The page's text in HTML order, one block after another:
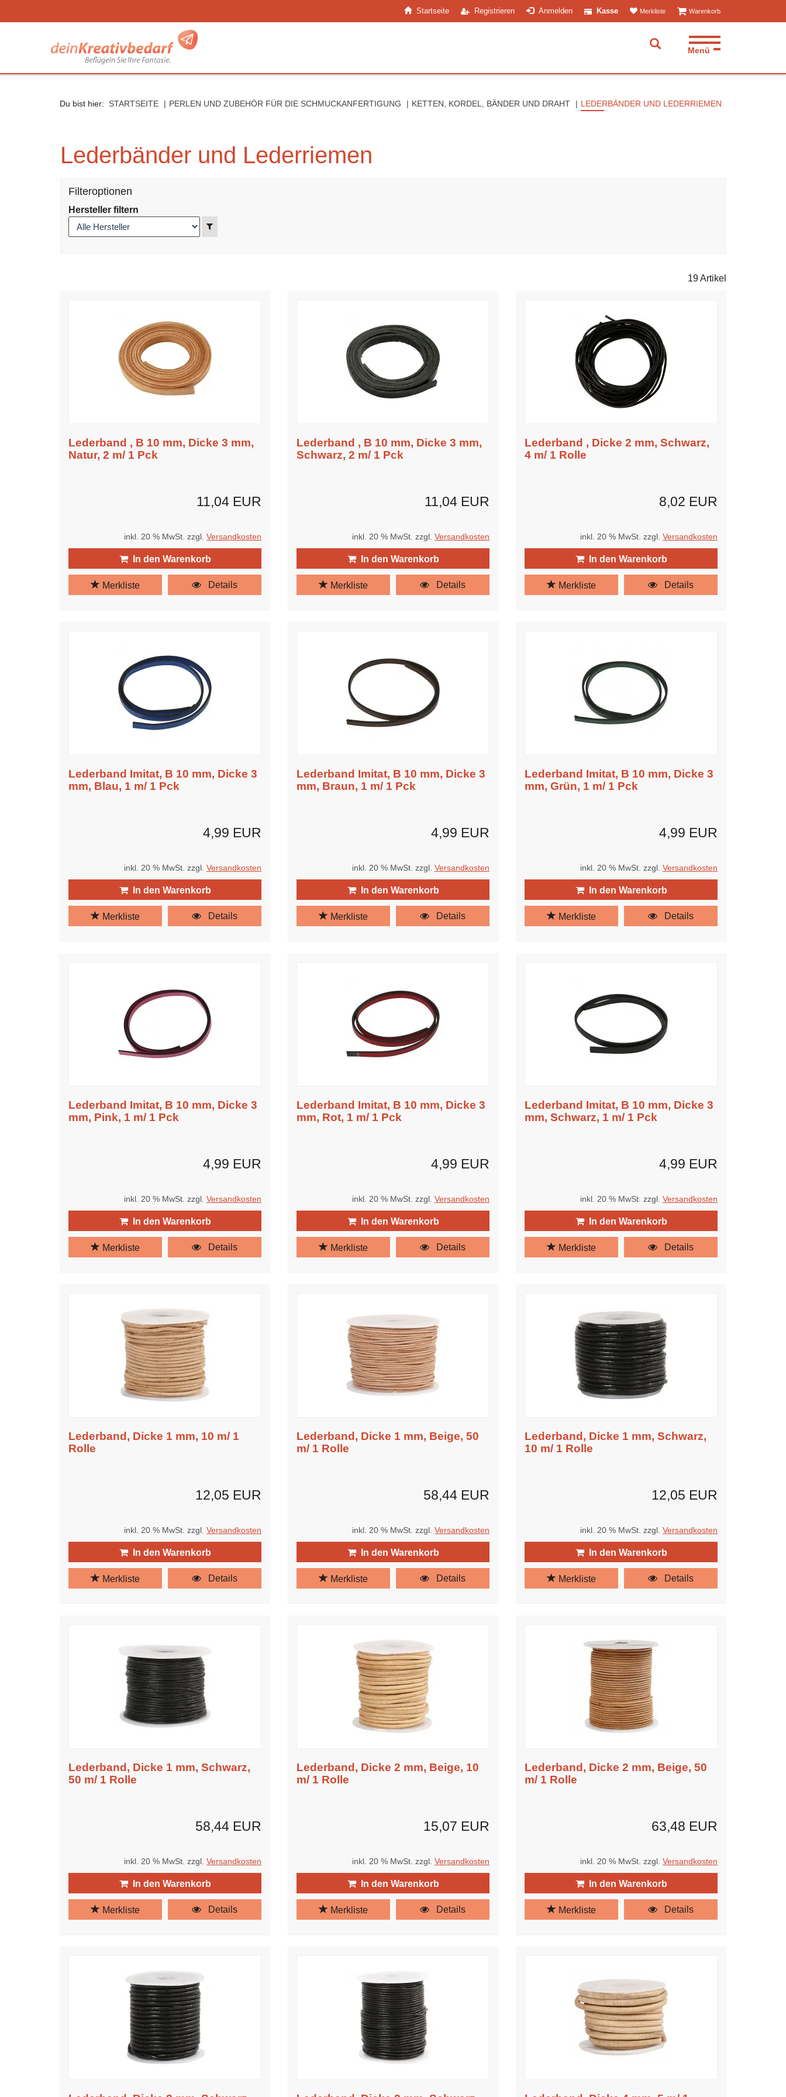
Startseite Registrieren Anmelden Kasse Merklisteist leer Warenkorbist leer
Menü
Suche aufklappen
Du bist hier: STARTSEITE PERLEN UND ZUBEHÖR FÜR DIE SCHMUCKANFERTIGUNG KETTEN, KORDEL, BÄNDER UND DRAHT LEDERBÄNDER UND LEDERRIEMEN
Lederbänder und Lederriemen
Filteroptionen
Hersteller filtern
Anzeigen
19 Artikel
Lederband , B 10 mm, Dicke 3 mm,
Natur, 2 m/ 1 Pck
11,04 EUR
inkl. 20 % MwSt. zzgl. Versandkosten
In den Warenkorb
Merkliste Details
Lederband , B 10 mm, Dicke 3 mm,
Schwarz, 2 m/ 1 Pck
11,04 EUR
inkl. 20 % MwSt. zzgl. Versandkosten
In den Warenkorb
Merkliste Details
Lederband , Dicke 2 mm, Schwarz,
4 m/ 1 Rolle
8,02 EUR
inkl. 20 % MwSt. zzgl. Versandkosten
In den Warenkorb
Merkliste Details
Lederband Imitat, B 10 mm, Dicke 3
mm, Blau, 1 m/ 1 Pck
4,99 EUR
inkl. 20 % MwSt. zzgl. Versandkosten
In den Warenkorb
Merkliste Details
Lederband Imitat, B 10 mm, Dicke 3
mm, Braun, 1 m/ 1 Pck
4,99 EUR
inkl. 20 % MwSt. zzgl. Versandkosten
In den Warenkorb
Merkliste Details
Lederband Imitat, B 10 mm, Dicke 3
mm, Grün, 1 m/ 1 Pck
4,99 EUR
inkl. 20 % MwSt. zzgl. Versandkosten
In den Warenkorb
Merkliste Details
Lederband Imitat, B 10 mm, Dicke 3
mm, Pink, 1 m/ 1 Pck
4,99 EUR
inkl. 20 % MwSt. zzgl. Versandkosten
In den Warenkorb
Merkliste Details
Lederband Imitat, B 10 mm, Dicke 3
mm, Rot, 1 m/ 1 Pck
4,99 EUR
inkl. 20 % MwSt. zzgl. Versandkosten
In den Warenkorb
Merkliste Details
Lederband Imitat, B 10 mm, Dicke 3
mm, Schwarz, 1 m/ 1 Pck
4,99 EUR
inkl. 20 % MwSt. zzgl. Versandkosten
In den Warenkorb
Merkliste Details
Lederband, Dicke 1 mm, 10 m/ 1
Rolle
12,05 EUR
inkl. 20 % MwSt. zzgl. Versandkosten
In den Warenkorb
Merkliste Details
Lederband, Dicke 1 mm, Beige, 50
m/ 1 Rolle
58,44 EUR
inkl. 20 % MwSt. zzgl. Versandkosten
In den Warenkorb
Merkliste Details
Lederband, Dicke 1 mm, Schwarz,
10 m/ 1 Rolle
12,05 EUR
inkl. 20 % MwSt. zzgl. Versandkosten
In den Warenkorb
Merkliste Details
Lederband, Dicke 1 mm, Schwarz,
50 m/ 1 Rolle
58,44 EUR
inkl. 20 % MwSt. zzgl. Versandkosten
In den Warenkorb
Merkliste Details
Lederband, Dicke 2 mm, Beige, 10
m/ 1 Rolle
15,07 EUR
inkl. 20 % MwSt. zzgl. Versandkosten
In den Warenkorb
Merkliste Details
Lederband, Dicke 2 mm, Beige, 50
m/ 1 Rolle
63,48 EUR
inkl. 20 % MwSt. zzgl. Versandkosten
In den Warenkorb
Merkliste Details